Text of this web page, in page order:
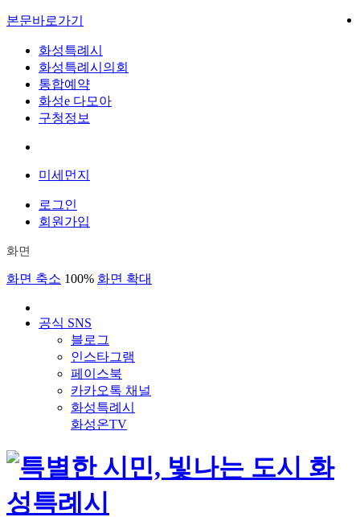
본문바로가기
화성특례시
화성특례시의회
통합예약
화성e 다모아
구청정보
미세먼지
로그인
회원가입
화면
화면 축소 100% 화면 확대
공식 SNS
블로그
인스타그램
페이스북
카카오톡 채널
화성특례시
화성온TV